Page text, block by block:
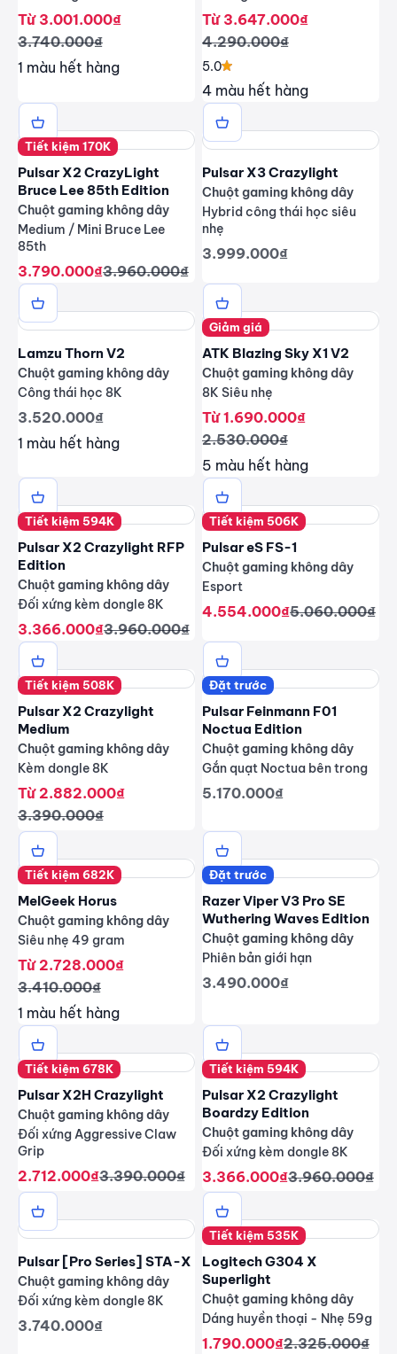
Giá giảm
Từ 3.001.000₫
Giá thông thường
3.740.000₫
1 màu hết hàng
Giá giảm
Từ 3.647.000₫
Giá thông thường
4.290.000₫
5.0
4 màu hết hàng
Tiết kiệm 170K
Pulsar X2 CrazyLight
Bruce Lee 85th Edition
Chuột gaming không dây
Medium / Mini Bruce Lee
85th
Giá giảm
3.790.000₫Giá thông thường
3.960.000₫
Pulsar X3 Crazylight
Chuột gaming không dây
Hybrid công thái học siêu
nhẹ
Giá giảm
3.999.000₫
Lamzu Thorn V2
Chuột gaming không dây
Công thái học 8K
Giá giảm
3.520.000₫
1 màu hết hàng
Giảm giá
ATK Blazing Sky X1 V2
Chuột gaming không dây
8K Siêu nhẹ
Giá giảm
Từ 1.690.000₫
Giá thông thường
2.530.000₫
5 màu hết hàng
Tiết kiệm 594K
Pulsar X2 Crazylight RFP
Edition
Chuột gaming không dây
Đối xứng kèm dongle 8K
Giá giảm
3.366.000₫Giá thông thường
3.960.000₫
Tiết kiệm 506K
Pulsar eS FS-1
Chuột gaming không dây
Esport
Giá giảm
4.554.000₫Giá thông
5.060.000₫
Tiết kiệm 508K
Pulsar X2 Crazylight
Medium
Chuột gaming không dây
Kèm dongle 8K
Giá giảm
Từ 2.882.000₫
Giá thông thường
3.390.000₫
Đặt trước
Pulsar Feinmann F01
Noctua Edition
Chuột gaming không dây
Gắn quạt Noctua bên trong
Giá giảm
5.170.000₫
Tiết kiệm 682K
MelGeek Horus
Chuột gaming không dây
Siêu nhẹ 49 gram
Giá giảm
Từ 2.728.000₫
Giá thông thường
3.410.000₫
1 màu hết hàng
Đặt trước
Razer Viper V3 Pro SE
Wuthering Waves Edition
Chuột gaming không dây
Phiên bản giới hạn
Giá giảm
3.490.000₫
Tiết kiệm 678K
Pulsar X2H Crazylight
Chuột gaming không dây
Đối xứng Aggressive Claw
Grip
Giá giảm
2.712.000₫Giá thông thường
3.390.000₫
Tiết kiệm 594K
Pulsar X2 Crazylight
Boardzy Edition
Chuột gaming không dây
Đối xứng kèm dongle 8K
Giá giảm
3.366.000₫Giá thông
3.960.000₫
Pulsar [Pro Series] STA-X
Chuột gaming không dây
Đối xứng kèm dongle 8K
Giá giảm
3.740.000₫
Tiết kiệm 535K
Logitech G304 X
Superlight
Chuột gaming không dây
Dáng huyền thoại - Nhẹ 59g
Giá giảm
1.790.000₫Giá thông
2.325.000₫